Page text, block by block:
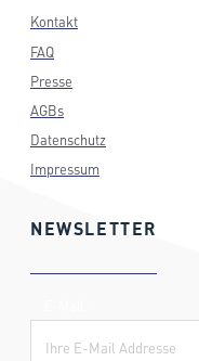
Kontakt
FAQ
Presse
AGBs
Datenschutz
Impressum
NEWSLETTER